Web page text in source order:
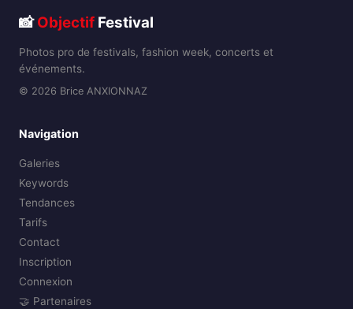
📸Objectif Festival
Photos pro de festivals, fashion week, concerts et
événements.
© 2026 Brice ANXIONNAZ
Navigation
Galeries
Keywords
Tendances
Tarifs
Contact
Inscription
Connexion
🤝 Partenaires